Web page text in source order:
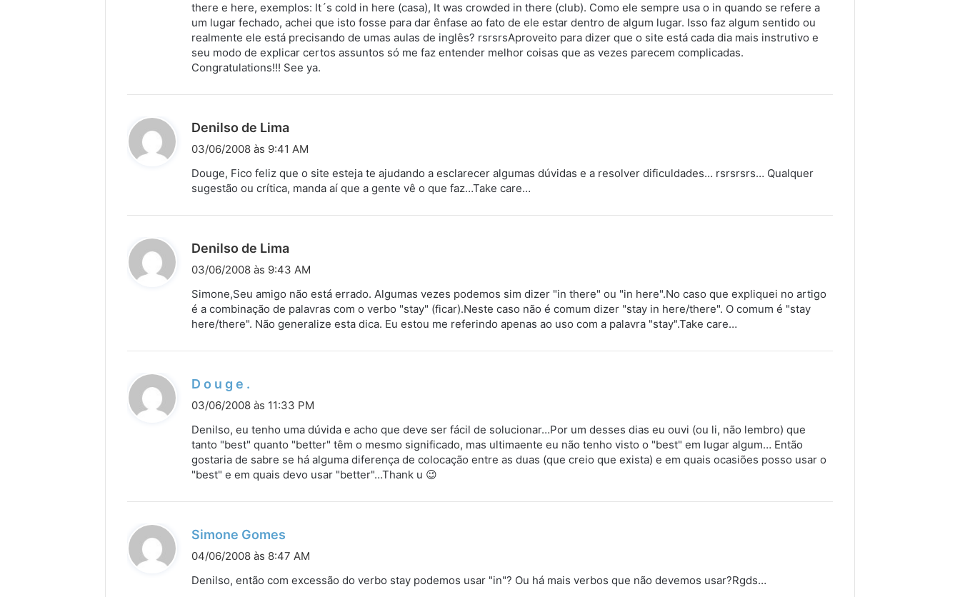
s
e
there e here, exemplos: It´s cold in here (casa), It was crowded in there (club). Como ele sempre usa o in quando se refere a
um lugar fechado, achei que isto fosse para dar ênfase ao fato de ele estar dentro de algum lugar. Isso faz algum sentido ou
realmente ele está precisando de umas aulas de inglês? rsrsrsAproveito para dizer que o site está cada dia mais instrutivo e
seu modo de explicar certos assuntos só me faz entender melhor coisas que as vezes parecem complicadas.
Congratulations!!! See ya.
Denilso de Lima
s
03/06/2008 às 9:41 AM
Douge, Fico feliz que o site esteja te ajudando a esclarecer algumas dúvidas e a resolver dificuldades… rsrsrsrs… Qualquer
sugestão ou crítica, manda aí que a gente vê o que faz…Take care…
Denilso de Lima
i
s
e
03/06/2008 às 9:43 AM
Simone,Seu amigo não está errado. Algumas vezes podemos sim dizer "in there" ou "in here".No caso que expliquei no artigo
é a combinação de palavras com o verbo "stay" (ficar).Neste caso não é comum dizer "stay in here/there". O comum é "stay
here/there". Não generalize esta dica. Eu estou me referindo apenas ao uso com a palavra "stay".Take care…
D o u g e .
s
e
03/06/2008 às 11:33 PM
Denilso, eu tenho uma dúvida e acho que deve ser fácil de solucionar…Por um desses dias eu ouvi (ou li, não lembro) que
tanto "best" quanto "better" têm o mesmo significado, mas ultimaente eu não tenho visto o "best" em lugar algum… Então
gostaria de sabre se há alguma diferença de colocação entre as duas (que creio que exista) e em quais ocasiões posso usar o
"best" e em quais devo usar "better"…Thank u 😉
Simone Gomes
i
04/06/2008 às 8:47 AM
Denilso, então com excessão do verbo stay podemos usar "in"? Ou há mais verbos que não devemos usar?Rgds…